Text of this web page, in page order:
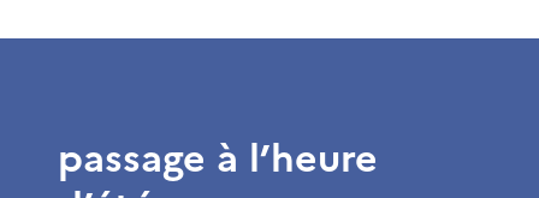
passage à l’heure